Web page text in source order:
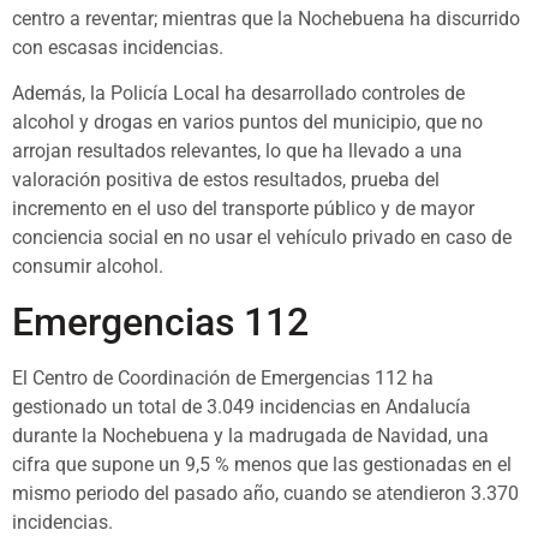
centro a reventar; mientras que la Nochebuena ha discurrido
con escasas incidencias.
Además, la Policía Local ha desarrollado controles de
alcohol y drogas en varios puntos del municipio, que no
arrojan resultados relevantes, lo que ha llevado a una
valoración positiva de estos resultados, prueba del
incremento en el uso del transporte público y de mayor
conciencia social en no usar el vehículo privado en caso de
consumir alcohol.
Emergencias 112
El Centro de Coordinación de Emergencias 112 ha
gestionado un total de 3.049 incidencias en Andalucía
durante la Nochebuena y la madrugada de Navidad, una
cifra que supone un 9,5 % menos que las gestionadas en el
mismo periodo del pasado año, cuando se atendieron 3.370
incidencias.